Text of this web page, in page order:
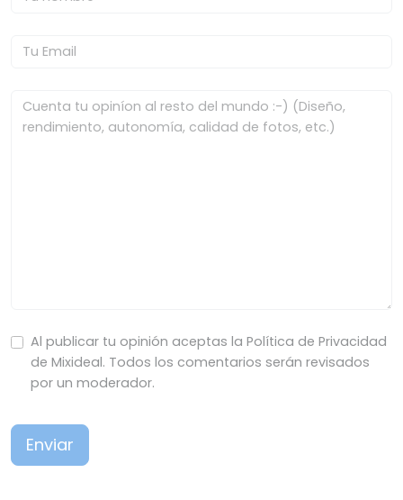
Al publicar tu opinión aceptas la Política de Privacidad
de Mixideal. Todos los comentarios serán revisados
por un moderador.
Enviar